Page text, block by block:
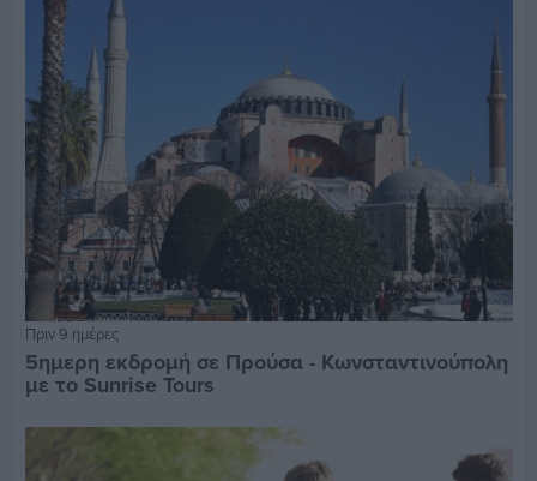
Πριν 9 ημέρες
5ημερη εκδρομή σε Προύσα - Κωνσταντινούπολη
με το Sunrise Tours